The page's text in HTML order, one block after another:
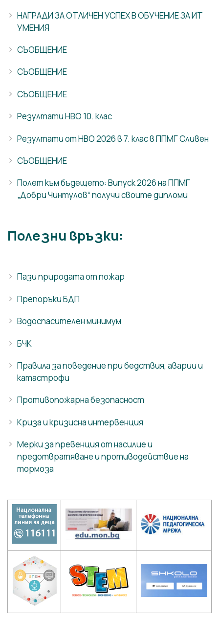
НАГРАДИ ЗА ОТЛИЧЕН УСПЕХ В ОБУЧЕНИЕ ЗА ИТ
УМЕНИЯ
СЪОБЩЕНИЕ
СЪОБЩЕНИЕ
СЪОБЩЕНИЕ
Резултати НВО 10. клас
Резултати от НВО 2026 в 7. клас в ППМГ Сливен
СЪОБЩЕНИЕ
Полет към бъдещето: Випуск 2026 на ППМГ
„Добри Чинтулов“ получи своите дипломи
Полезни връзки:
Пази природата от пожар
Препоръки БДП
Водоспасителен минимум
БЧК
Правила за поведение при бедствия, аварии и
катастрофи
Противопожарна безопасност
Криза и кризисна интервенция
Мерки за превенция от насилие и
предотвратяване и противодействие на
тормоза